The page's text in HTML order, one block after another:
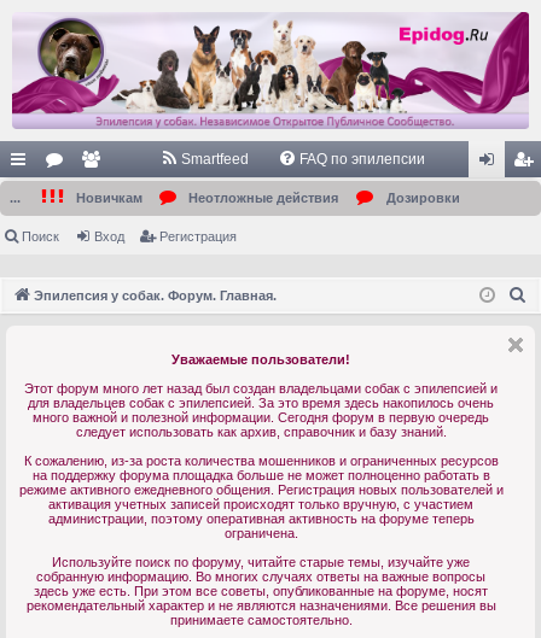
ы
и
ор
ум
ол
ьз
ат
Smartfeed FAQ по эпилепсии
ац
ия
... Новичкам Неотложные действия Дозировки
Поиск Вход Регистрация
Эпилепсия у собак. Форум. Главная.
Уважаемые пользователи!
Этот форум много лет назад был создан владельцами собак с эпилепсией и
для владельцев собак с эпилепсией. За это время здесь накопилось очень
много важной и полезной информации. Сегодня форум в первую очередь
следует использовать как архив, справочник и базу знаний.
К сожалению, из-за роста количества мошенников и ограниченных ресурсов
на поддержку форума площадка больше не может полноценно работать в
режиме активного ежедневного общения. Регистрация новых пользователей и
активация учетных записей происходят только вручную, с участием
администрации, поэтому оперативная активность на форуме теперь
ограничена.
Используйте поиск по форуму, читайте старые темы, изучайте уже
собранную информацию. Во многих случаях ответы на важные вопросы
здесь уже есть. При этом все советы, опубликованные на форуме, носят
рекомендательный характер и не являются назначениями. Все решения вы
принимаете самостоятельно.